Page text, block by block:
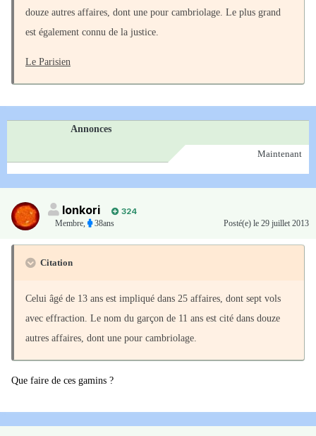
douze autres affaires, dont une pour cambriolage. Le plus grand
est également connu de la justice.
Le Parisien
Annonces
Maintenant
lonkori
324
Membre, 38ans Posté(e) le 29 juillet 2013
Citation
Celui âgé de 13 ans est impliqué dans 25 affaires, dont sept vols
avec effraction. Le nom du garçon de 11 ans est cité dans douze
autres affaires, dont une pour cambriolage.
Que faire de ces gamins ?